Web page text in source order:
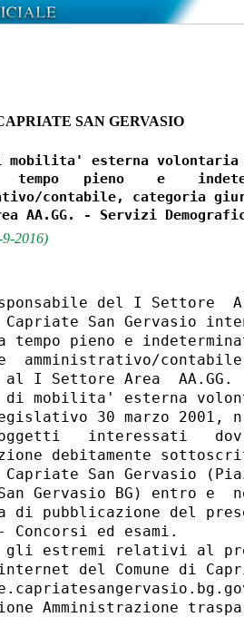
SAN GERVASIO
mobilita' esterna
tempo   pieno    e
contabile, categoria
2016)
del I Settore
Capriate San Gervasio
tempo pieno e
amministrativo/
al I Settore Area
di mobilita' esterna
30 marzo
interessati
debitamente
Capriate San Gervasio
Gervasio BG) entro
di pubblicazione del
Concorsi ed esami.
gli estremi relativi al
del Comune di
Amministrazione